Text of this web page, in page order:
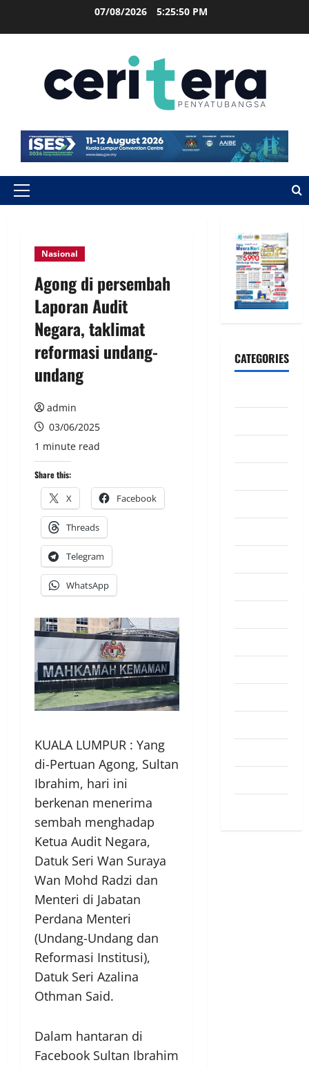
07/08/2026 5:25:51 PM
Nasional
Agong di persembah
Laporan Audit
Negara, taklimat
reformasi undang-
undang
admin
03/06/2025
1 minute read
Share this:
X Facebook
Threads
Telegram
WhatsApp
KUALA LUMPUR : Yang
di-Pertuan Agong, Sultan
Ibrahim, hari ini
berkenan menerima
sembah menghadap
Ketua Audit Negara,
Datuk Seri Wan Suraya
Wan Mohd Radzi dan
Menteri di Jabatan
Perdana Menteri
(Undang-Undang dan
Reformasi Institusi),
Datuk Seri Azalina
Othman Said.
Dalam hantaran di
Facebook Sultan Ibrahim
CATEGORIES